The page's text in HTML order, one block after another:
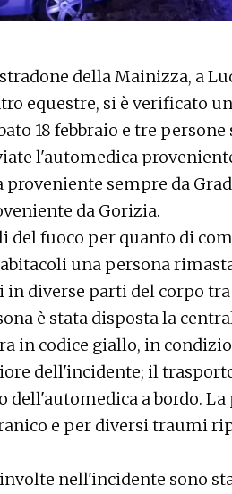
della Mainizza, a
equestre, si è verificato
18 febbraio e tre
l'automedica
sempre da
da Gorizia.
del fuoco per quanto di
una persona
diverse parti del corpo
è stata disposta la
in codice giallo, in
dell'incidente; il
dell'automedica a bordo. La
e per diversi traumi
nell'incidente sono